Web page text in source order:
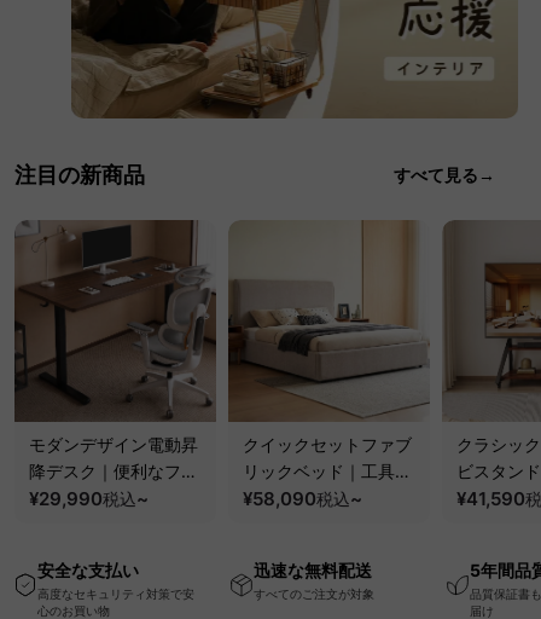
注目の新商品 すべて見る→
モダンデザイン電動昇
降デスク｜便利なフッ
ク・コンセント・
ー機能搭載ワークデス
ク
¥29,990税込~
クイックセットファブ
リックベッド｜工具不
要で組み立てられるク
¥58,090税込~
クラシッ
ビスタン
100kgの
¥41,590
安全な支払い
高度なセキュリティ対策で安
心のお買い物
迅速な無料配送
すべてのご注文が対象
5年間品
品質保証書
届け